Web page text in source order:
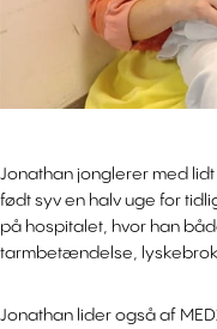
Jonathan jonglerer med
født syv en halv uge for
på hospitalet, hvor han
tarmbetændelse,
Jonathan lider også af